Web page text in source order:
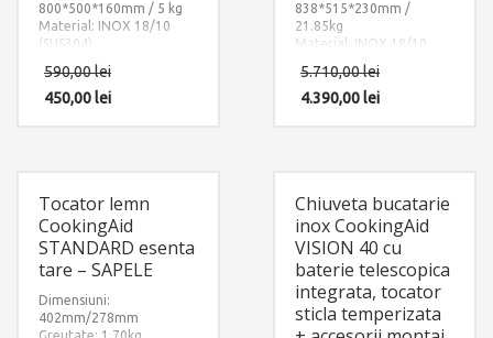
800*500*160mm / 5 kg
Material: INOX 18/10
(SUS304)
Componente:
CookingAid
Flat PLreversibila
590,00lei
450,00lei
838*515*230mm /
21.85kg
Material: INOX 18/10
Componente: Bateria
Line MN 1011 + Chiuveta
scurgator tavita inox
perforat + tocator lemn
Sapele. Include: pachet
complet accesorii
montaj.
5.710,00lei
4.390,00lei
Tocator lemn
CookingAid
STANDARD esenta
tare – SAPELE
Dimensiuni:
402mm/278mm
Chiuveta bucatarie
inox CookingAid
VISION 40 cu
baterie telescopica
integrata, tocator
sticla temperizata